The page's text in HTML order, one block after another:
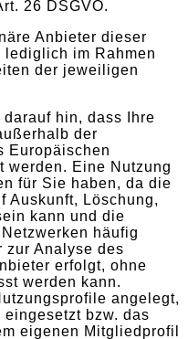
26 DSGVO.
Anbieter dieser
im Rahmen
der jeweiligen
hin, dass Ihre
der
Europäischen
werden. Eine Nutzung
für Sie haben, da die
Auskunft, Löschung,
kann und die
häufig
zur Analyse des
erfolgt, ohne
werden kann.
angelegt,
bzw. das
eigenen Mitgliedprofil